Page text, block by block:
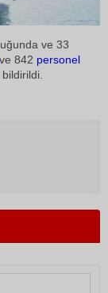
ve 33
ve 842 personel